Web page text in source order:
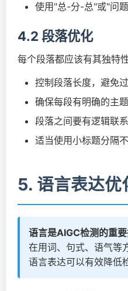
使用"总-分-总"或"问
4.2 段落优化
每个段落都应该有其独特性
控制段落长度，避免
确保每段有明确的主
段落之间要有逻辑联系
适当使用小标题分隔
5. 语言表达优
语言是AIGC检测的重
在用词、句式、语气等
语言表达可以有效降低